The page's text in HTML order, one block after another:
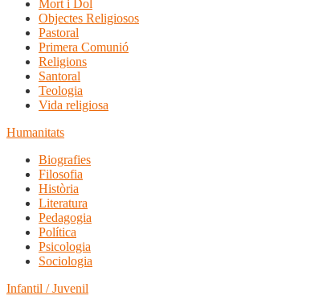
Mort i Dol
Objectes Religiosos
Pastoral
Primera Comunió
Religions
Santoral
Teologia
Vida religiosa
Humanitats
Biografies
Filosofia
Història
Literatura
Pedagogia
Política
Psicologia
Sociologia
Infantil / Juvenil